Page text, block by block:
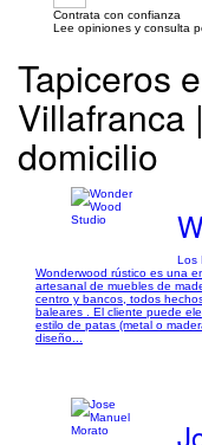
Contrata con confianza
Lee opiniones y consulta
Tapiceros
Villafranca
domicilio
Los
Wonderwood rústico es una
artesanal de muebles de
centro y bancos, todos
baleares . El cliente puede
estilo de patas (metal o
diseño...